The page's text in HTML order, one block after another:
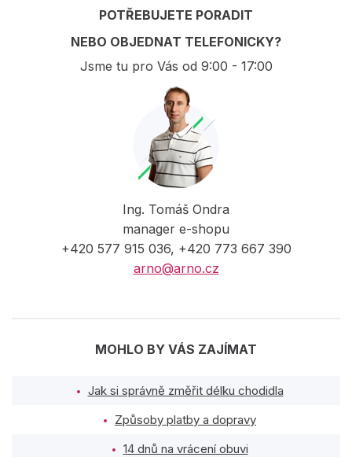
POTŘEBUJETE PORADIT
NEBO OBJEDNAT TELEFONICKY?
Jsme tu pro Vás od 9:00 - 17:00
Ing. Tomáš Ondra
manager e-shopu
+420 577 915 036, +420 773 667 390
arno@arno.cz
MOHLO BY VÁS ZAJÍMAT
Jak si správně změřit délku chodidla
Způsoby platby a dopravy
14 dnů na vrácení obuvi